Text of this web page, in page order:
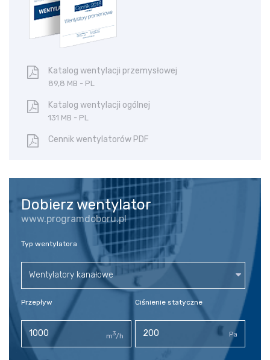
Katalog wentylacji przemysłowej
89,8 MB - PL
Katalog wentylacji ogólnej
131 MB - PL
Cennik wentylatorów PDF
Dobierz wentylator
www.programdoboru.pl
Typ wentylatora
Wentylatory kanałowe
Przepływ
m3/h
Ciśnienie statyczne
Pa